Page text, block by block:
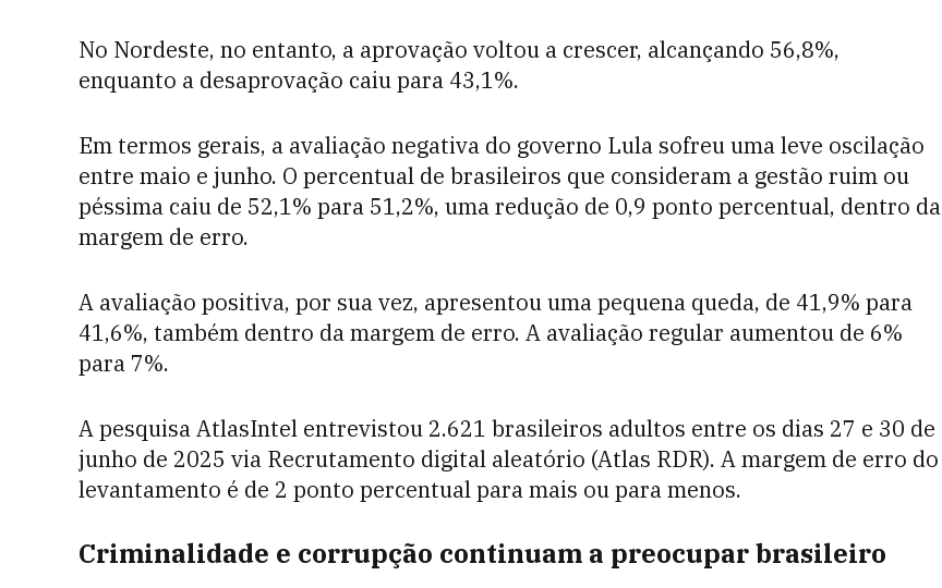
No Nordeste, no entanto, a aprovação voltou a crescer, alcançando 56,8%,
enquanto a desaprovação caiu para 43,1%.
Em termos gerais, a avaliação negativa do governo Lula sofreu uma leve oscilação
entre maio e junho. O percentual de brasileiros que consideram a gestão ruim ou
péssima caiu de 52,1% para 51,2%, uma redução de 0,9 ponto percentual, dentro da
margem de erro.
A avaliação positiva, por sua vez, apresentou uma pequena queda, de 41,9% para
41,6%, também dentro da margem de erro. A avaliação regular aumentou de 6%
para 7%.
A pesquisa AtlasIntel entrevistou 2.621 brasileiros adultos entre os dias 27 e 30 de
junho de 2025 via Recrutamento digital aleatório (Atlas RDR). A margem de erro do
levantamento é de 2 ponto percentual para mais ou para menos.
Criminalidade e corrupção continuam a preocupar brasileiro